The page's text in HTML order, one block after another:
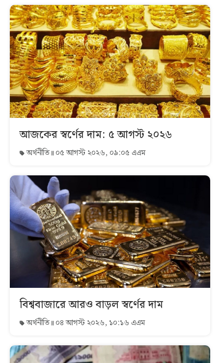
আজকের স্বর্ণের দাম: ৫ আগস্ট ২০২৬
অর্থনীতি ০৫ আগস্ট ২০২৬, ০৯:০৫ এএম
বিশ্ববাজারে আরও বাড়ল স্বর্ণের দাম
অর্থনীতি ০৪ আগস্ট ২০২৬, ১০:১৬ এএম